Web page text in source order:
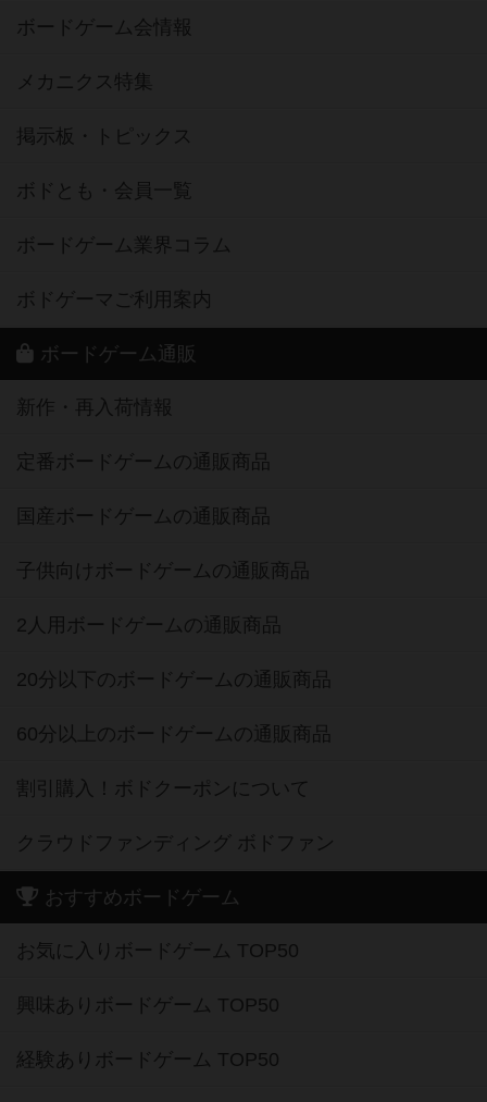
ボードゲーム会情報
メカニクス特集
掲示板・トピックス
ボドとも・会員一覧
ボードゲーム業界コラム
ボドゲーマご利用案内
ボードゲーム通販
新作・再入荷情報
定番ボードゲームの通販商品
国産ボードゲームの通販商品
子供向けボードゲームの通販商品
2人用ボードゲームの通販商品
20分以下のボードゲームの通販商品
60分以上のボードゲームの通販商品
割引購入！ボドクーポンについて
クラウドファンディング ボドファン
おすすめボードゲーム
お気に入りボードゲーム TOP50
興味ありボードゲーム TOP50
経験ありボードゲーム TOP50